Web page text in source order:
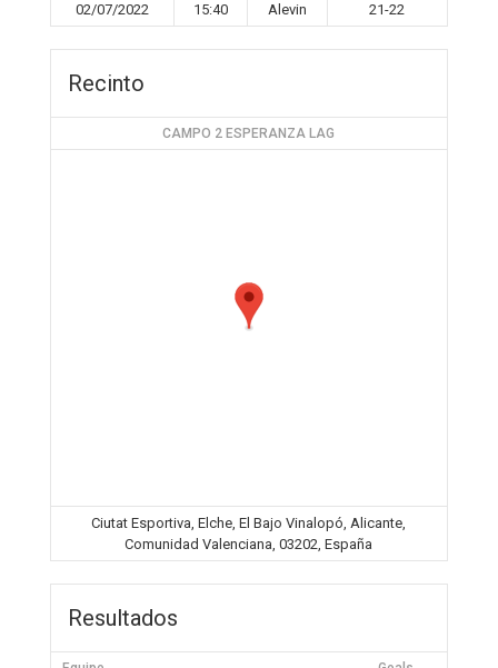
02/07/2022 15:40 Alevin 21-22
Recinto
CAMPO 2 ESPERANZA LAG
Ciutat Esportiva, Elche, El Bajo Vinalopó, Alicante,
Comunidad Valenciana, 03202, España
Resultados